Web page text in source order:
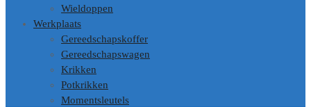
Wieldoppen
Werkplaats
Gereedschapskoffer
Gereedschapswagen
Krikken
Potkrikken
Momentsleutels